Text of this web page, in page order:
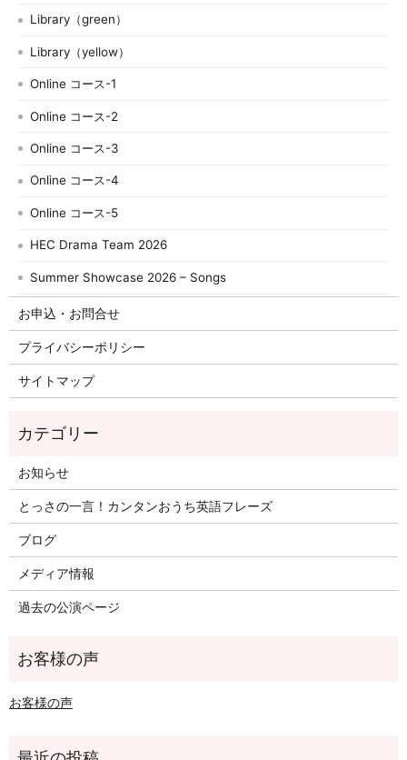
Library（green）
Library（yellow）
Online コース-1
Online コース-2
Online コース-3
Online コース-4
Online コース-5
HEC Drama Team 2026
Summer Showcase 2026 – Songs
お申込・お問合せ
プライバシーポリシー
サイトマップ
お知らせ
とっさの一言！カンタンおうち英語フレーズ
ブログ
メディア情報
過去の公演ページ
お客様の声